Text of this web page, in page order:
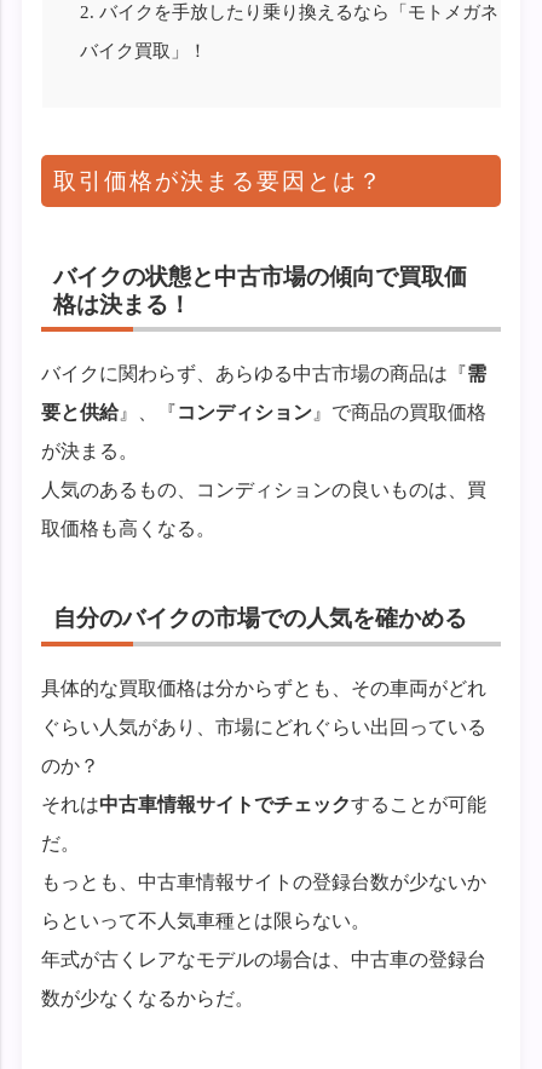
2. バイクを手放したり乗り換えるなら「モトメガネ
バイク買取」！
取引価格が決まる要因とは？
バイクの状態と中古市場の傾向で買取価
格は決まる！
バイクに関わらず、あらゆる中古市場の商品は『需
要と供給』、『コンディション』で商品の買取価格
が決まる。
人気のあるもの、コンディションの良いものは、買
取価格も高くなる。
自分のバイクの市場での人気を確かめる
具体的な買取価格は分からずとも、その車両がどれ
ぐらい人気があり、市場にどれぐらい出回っている
のか？
それは中古車情報サイトでチェックすることが可能
だ。
もっとも、中古車情報サイトの登録台数が少ないか
らといって不人気車種とは限らない。
年式が古くレアなモデルの場合は、中古車の登録台
数が少なくなるからだ。